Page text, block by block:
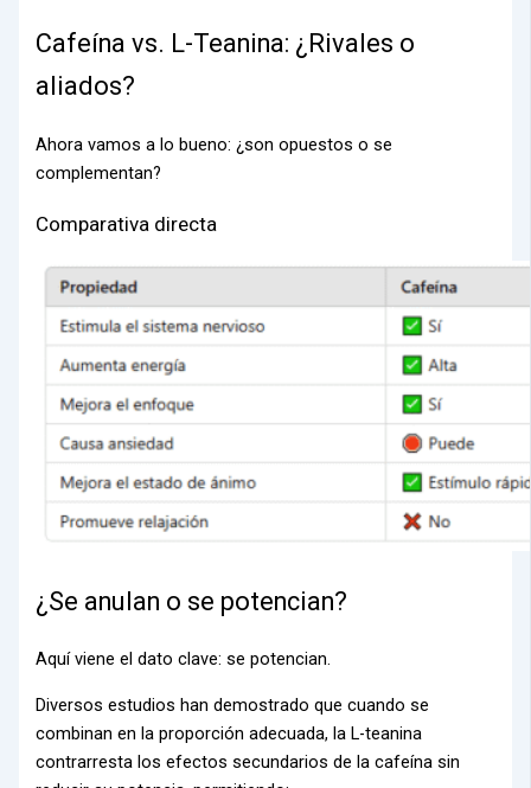
Cafeína vs. L-Teanina: ¿Rivales o
aliados?
Ahora vamos a lo bueno: ¿son opuestos o se
complementan?
Comparativa directa
¿Se anulan o se potencian?
Aquí viene el dato clave: se potencian.
Diversos estudios han demostrado que cuando se
combinan en la proporción adecuada, la L-teanina
contrarresta los efectos secundarios de la cafeína sin